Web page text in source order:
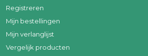
Registreren
Mijn bestellingen
Mijn verlanglijst
Vergelijk producten